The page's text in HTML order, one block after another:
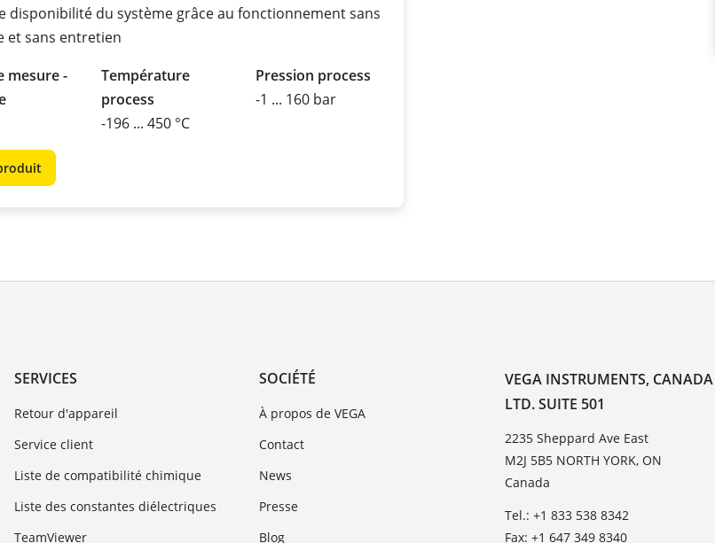
disponibilité du système grâce au fonctionnement sans
et sans entretien
mesure -
Température
process
-196 ... 450 °C
Pression process
-1 ... 160 bar
SERVICES
Retour d'appareil
Service client
Liste de compatibilité chimique
Liste des constantes diélectriques
TeamViewer
SOCIÉTÉ
À propos de VEGA
Contact
News
Presse
Blog
VEGA INSTRUMENTS, CANADA
LTD. SUITE 501
2235 Sheppard Ave East
M2J 5B5 NORTH YORK, ON
Canada
Tel.: +1 833 538 8342
Fax: +1 647 349 8340